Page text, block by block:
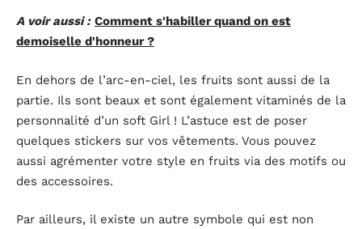
A voir aussi : Comment s'habiller quand on est
demoiselle d'honneur ?
En dehors de l’arc-en-ciel, les fruits sont aussi de la
partie. Ils sont beaux et sont également vitaminés de la
personnalité d’un soft Girl ! L’astuce est de poser
quelques stickers sur vos vêtements. Vous pouvez
aussi agrémenter votre style en fruits via des motifs ou
des accessoires.
Par ailleurs, il existe un autre symbole qui est non